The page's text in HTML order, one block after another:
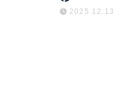
2025.12.13